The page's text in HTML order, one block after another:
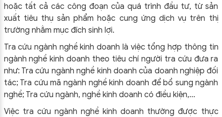
hoặc tất cả các công đoạn của quá trình đầu tư, từ sản
xuất tiêu thụ sản phẩm hoặc cung ứng dịch vụ trên thị
trường nhằm mục đích sinh lợi.
Tra cứu ngành nghề kinh doanh là việc tổng hợp thông tin
ngành nghề kinh doanh theo tiêu chí người tra cứu đưa ra
như: Tra cứu ngành nghề kinh doanh của doanh nghiệp đối
tác; Tra cứu mã ngành nghề kinh doanh để bổ sung ngành
nghề; Tra cứu ngành, nghề kinh doanh có điều kiện,…
Việc tra cứu ngành nghề kinh doanh thường được thực